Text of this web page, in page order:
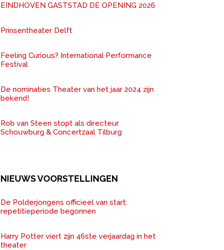
EINDHOVEN GASTSTAD DE OPENING 2026
Prinsentheater Delft
Feeling Curious? International Performance
Festival
De nominaties Theater van het jaar 2024 zijn
bekend!
Rob van Steen stopt als directeur
Schouwburg & Concertzaal Tilburg
NIEUWS VOORSTELLINGEN
De Polderjongens officieel van start:
repetitieperiode begonnen
Harry Potter viert zijn 46ste verjaardag in het
theater